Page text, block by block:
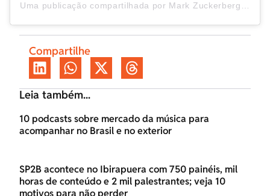
Uma publicação compartilhada por Mark Zuckerberg (@zuck)
Compartilhe
Leia também...
10 podcasts sobre mercado da música para
acompanhar no Brasil e no exterior
SP2B acontece no Ibirapuera com 750 painéis, mil
horas de conteúdo e 2 mil palestrantes; veja 10